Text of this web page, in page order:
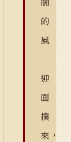
的
風
迎
面
撲
來，